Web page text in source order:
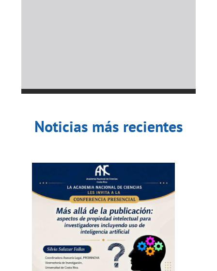
Noticias más recientes